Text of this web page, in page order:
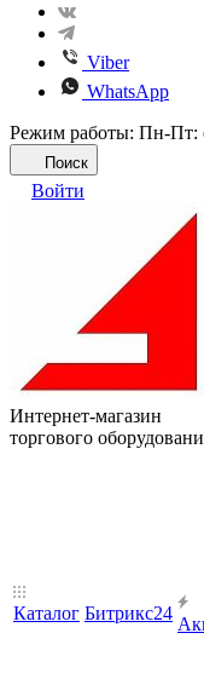
Viber
WhatsApp
Режим работы: Пн-Пт:
Поиск
Войти
Интернет-магазин
торгового
Каталог Битрикс24